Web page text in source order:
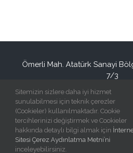
Ömerli Mah. Atatürk Sanayi
7/3
+90(212) 886 94 34
© Copyright2026 | Eraplast Elektrik
Sitemizin sizlere daha iyi hizmet
sunulabilmesi için teknik çerezler
(Cookieler) kullanılmaktadır. Cookie
tercihlerinizi değiştirmek ve Cookieler
hakkında detaylı bilgi almak için
Sitesi Çerez Aydınlatma Metni’ni
inceleyebilirsiniz.